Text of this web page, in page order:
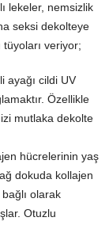
lekeler, nemsizlik
seksi dekolteye
veriyor;
ayağı cildi UV
Özellikle
mutlaka dekolte
hücrelerinin yaş
dokuda kollajen
olarak
Otuzlu